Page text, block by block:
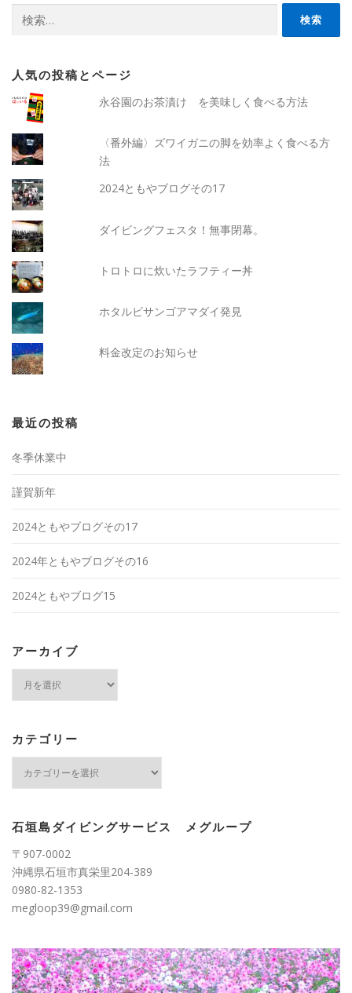
索:
人気の投稿とページ
永谷園のお茶漬け を美味しく食べる方法
〈番外編〉ズワイガニの脚を効率よく食べる方
法
2024ともやブログその17
ダイビングフェスタ！無事閉幕。
トロトロに炊いたラフティー丼
ホタルビサンゴアマダイ発見
料金改定のお知らせ
最近の投稿
冬季休業中
謹賀新年
2024ともやブログその17
2024年ともやブログその16
2024ともやブログ15
アーカイブ
ブ
カテゴリー
ー
石垣島ダイビングサービス メグループ
〒907-0002
沖縄県石垣市真栄里204-389
0980-82-1353
megloop39@gmail.com